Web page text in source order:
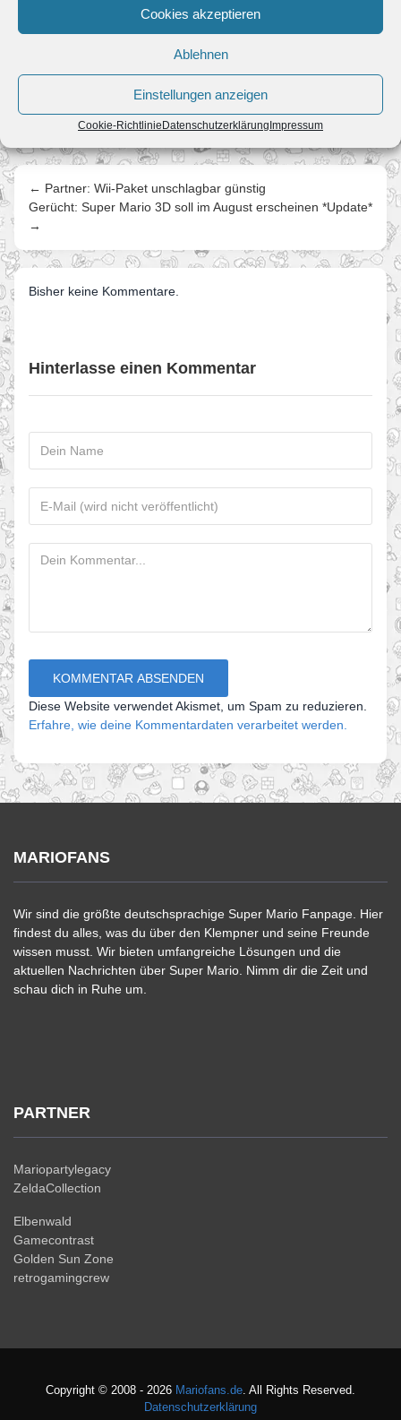
Cookies akzeptieren
Ablehnen
Einstellungen anzeigen
Cookie-Richtlinie Datenschutzerklärung Impressum
unser neusten Projekt angekündigt…
Super Mario Galaxy 2 als Download
für Wii U verfügbar.
Mr Iwata hat bekanntgegeben dass es
ausgewählte Wii Titel bald als Download für Wii
U geben wird. Den…
← Partner: Wii-Paket unschlagbar günstig
Gerücht: Super Mario 3D soll im August erscheinen *Update*
→
Bisher keine Kommentare.
Hinterlasse einen Kommentar
Diese Website verwendet Akismet, um Spam zu reduzieren.
Erfahre, wie deine Kommentardaten verarbeitet werden.
MARIOFANS
Wir sind die größte deutschsprachige Super Mario Fanpage. Hier
findest du alles, was du über den Klempner und seine Freunde
wissen musst. Wir bieten umfangreiche Lösungen und die
aktuellen Nachrichten über Super Mario. Nimm dir die Zeit und
schau dich in Ruhe um.
PARTNER
Mariopartylegacy
ZeldaCollection
Elbenwald
Gamecontrast
Golden Sun Zone
retrogamingcrew
Copyright © 2008 - 2026 Mariofans.de. All Rights Reserved.
Datenschutzerklärung